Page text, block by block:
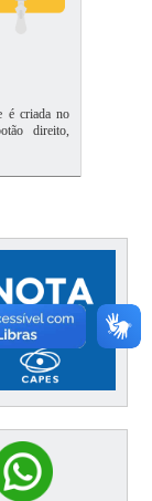
é criada no
direito,